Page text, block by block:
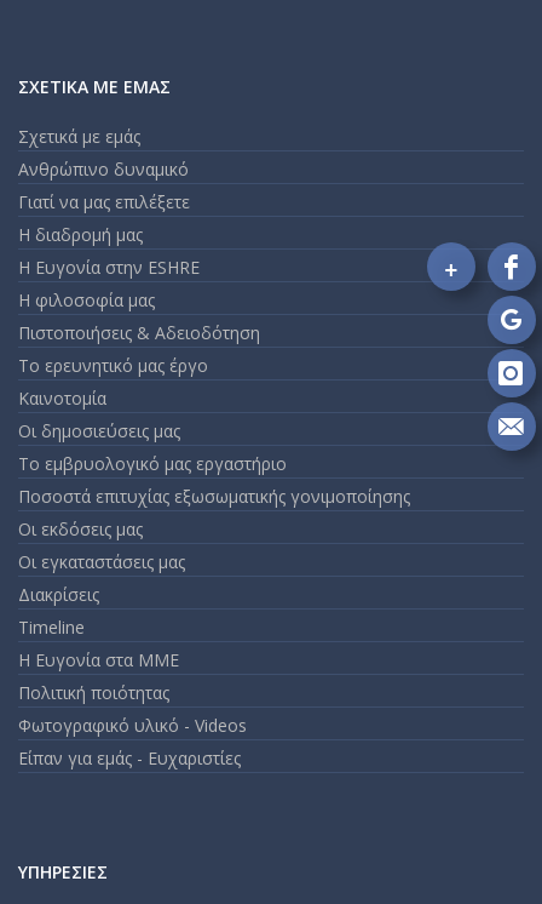
ΣΧΕΤΙΚΆ ΜΕ ΕΜΆΣ
Σχετικά με εμάς
Ανθρώπινο δυναμικό
Γιατί να μας επιλέξετε
Η διαδρομή μας
Η Ευγονία στην ESHRE
Η φιλοσοφία μας
Πιστοποιήσεις & Αδειοδότηση
Το ερευνητικό μας έργο
Καινοτομία
Οι δημοσιεύσεις μας
Το εμβρυολογικό μας εργαστήριο
Ποσοστά επιτυχίας εξωσωματικής γονιμοποίησης
Οι εκδόσεις μας
Οι εγκαταστάσεις μας
Διακρίσεις
Timeline
Η Ευγονία στα ΜΜΕ
Πολιτική ποιότητας
Φωτογραφικό υλικό - Videos
Είπαν για εμάς - Ευχαριστίες
ΥΠΗΡΕΣΊΕΣ
on
on
on
+